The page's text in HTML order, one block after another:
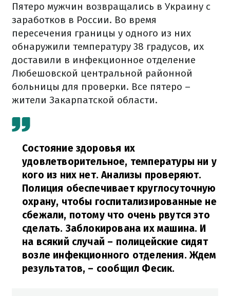
Пятеро мужчин возвращались в Украину с
заработков в России. Во время
пересечения границы у одного из них
обнаружили температуру 38 градусов, их
доставили в инфекционное отделение
Любешовской центральной районной
больницы для проверки. Все пятеро –
жители Закарпатской области.
Состояние здоровья их
удовлетворительное, температуры ни у
кого из них нет. Анализы проверяют.
Полиция обеспечивает круглосуточную
охрану, чтобы госпитализированные не
сбежали, потому что очень рвутся это
сделать. Заблокирована их машина. И
на всякий случай – полицейские сидят
возле инфекционного отделения. Ждем
результатов, – сообщил Фесик.